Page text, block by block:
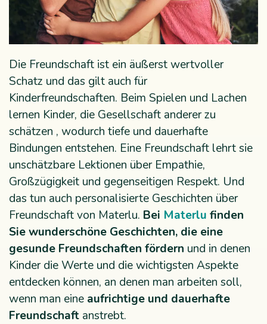
Die Freundschaft ist ein äußerst wertvoller
Schatz und das gilt auch für
Kinderfreundschaften. Beim Spielen und Lachen
lernen Kinder, die Gesellschaft anderer zu
schätzen , wodurch tiefe und dauerhafte
Bindungen entstehen. Eine Freundschaft lehrt sie
unschätzbare Lektionen über Empathie,
Großzügigkeit und gegenseitigen Respekt. Und
das tun auch personalisierte Geschichten über
Freundschaft von Materlu. Bei Materlu finden
Sie wunderschöne Geschichten, die eine
gesunde Freundschaften fördern und in denen
Kinder die Werte und die wichtigsten Aspekte
entdecken können, an denen man arbeiten soll,
wenn man eine aufrichtige und dauerhafte
Freundschaft anstrebt.